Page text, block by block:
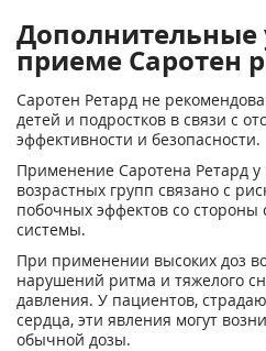
Дополнительные
приеме Саротен
Саротен Ретард не
детей и подростков в связи с
эффективности и безопасности.
Применение Саротена Ретард у
возрастных групп связано с
побочных эффектов со стороны
системы.
При применении высоких доз
нарушений ритма и тяжелого
давления. У пациентов,
сердца, эти явления могут
обычной дозы.